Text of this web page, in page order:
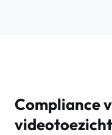
Compliance